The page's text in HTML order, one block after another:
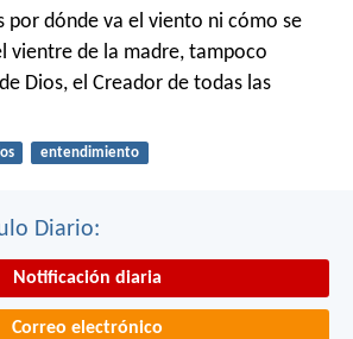
por dónde va el viento ni cómo se
vientre de la madre, tampoco
Dios, el Creador de todas las
entendimiento
Diario:
Notificación diaria
Correo electrónico